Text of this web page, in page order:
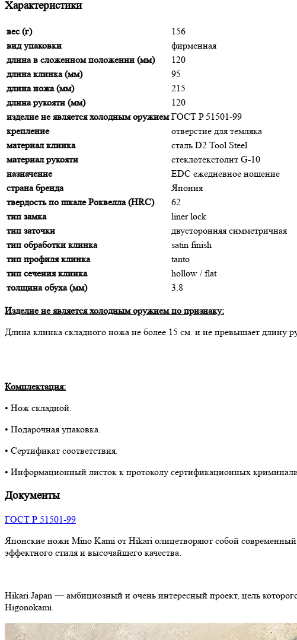
Характеристики
вес (г)
156
вид упаковки
фирменная
длина в сложенном положении (мм)
120
длина клинка (мм)
95
длина ножа (мм)
215
длина рукояти (мм)
120
изделие не является холодным оружием ГОСТ P 51501-99
крепление
отверстие для темляка
материал клинка
сталь D2 Tool Steel
материал рукояти
стеклотекстолит G-10
назначение
EDC ежедневное ношение
страна бренда
Япония
твердость по шкале Роквелла (HRC)
62
тип замка
liner lock
тип заточки
двусторонняя симметричная
тип обработки клинка
satin finish
тип профиля клинка
tanto
тип сечения клинка
hollow / flat
толщина обуха (мм)
3.8
Изделие не является холодным оружием по признаку:
Длина клинка складного ножа не более 15 cм. и не превышает длину
Комплектация:
• Нож складной.
• Подарочная упаковка.
• Сертификат соответствия.
• Информационный листок к протоколу сертификационных
Документы
ГОСТ Р 51501-99
Японские ножи Mino Kami от Hikari олицетворяют собой
эффектного стиля и высочайшего качества.
Hikari Japan — амбициозный и очень интересный проект, цель
Higonokami.